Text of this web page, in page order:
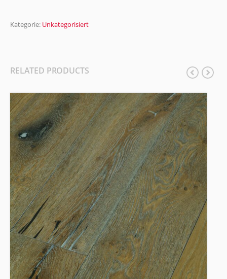
Kategorie: Unkategorisiert
RELATED PRODUCTS